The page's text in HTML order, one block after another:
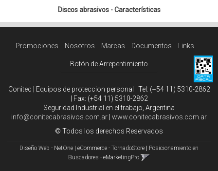
Discos abrasivos - Características
Promociones Nosotros Marcas Documentos Links
Botón de Arrepentimiento
Conitec | Equipos de proteccion personal | Tel: (+54 11) 5310-2862
| Fax: (+54 11) 5310-2862
Seguridad Industrial en el trabajo, Argentina
info@conitecabrasivos.com.ar www.conitecabrasivos.com.ar
© Todos los derechos Reservados
Diseño Web - NetOne eCommerce - TornadoStore
Posicionamiento en
Buscadores - eMarketingPro